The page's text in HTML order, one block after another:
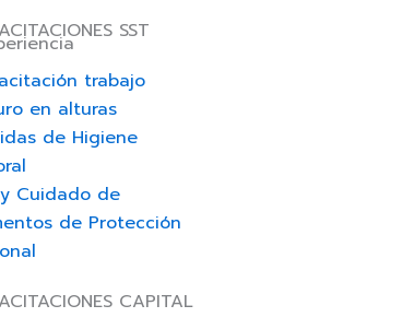
SST
trabajo
en alturas
de Higiene
Cuidado de
de Protección
CAPITAL